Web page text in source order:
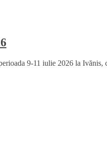
9-11 iulie 2026 la